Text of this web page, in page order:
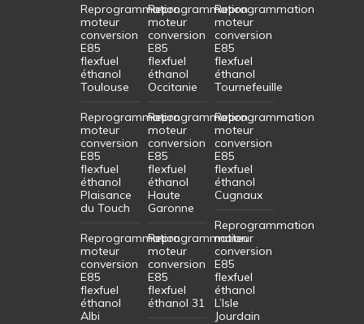
Reprogrammation
moteur
conversion
E85
flexfuel
éthanol
Toulouse
Reprogrammation
moteur
conversion
E85
flexfuel
éthanol
Plaisance
du Touch
Reprogrammation
moteur
conversion
E85
flexfuel
éthanol
Albi
Reprogrammation
moteur
conversion
E85
flexfuel
éthanol
Occitanie
Reprogrammation
moteur
conversion
E85
flexfuel
éthanol
Haute
Garonne
Reprogrammation
moteur
conversion
E85
flexfuel
éthanol 31
Reprogrammation
moteur
conversion
E85
flexfuel
éthanol
Tournefeuille
Reprogrammation
moteur
conversion
E85
flexfuel
éthanol
Cugnaux
Reprogrammation
moteur
conversion
E85
flexfuel
éthanol
L’Isle
Jourdain